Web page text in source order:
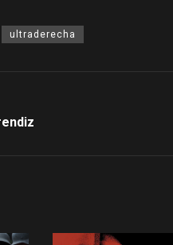
ultraderecha